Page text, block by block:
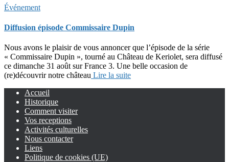
Événement
Diffusion épisode Commissaire Dupin
Nous avons le plaisir de vous annoncer que l’épisode de la série
« Commissaire Dupin », tourné au Château de Keriolet, sera diffusé
ce dimanche 31 août sur France 3. Une belle occasion de
(re)découvrir notre château Lire la suite
Accueil
Historique
Comment visiter
Vos receptions
Activités culturelles
Nous contacter
Liens
Politique de cookies (UE)